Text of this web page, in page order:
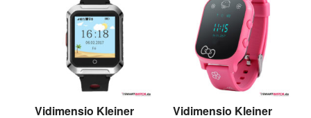
Vidimensio Kleiner
Vidimensio Kleiner